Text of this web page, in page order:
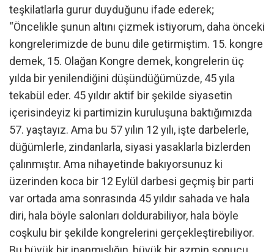
teşkilatlarla gurur duyduğunu ifade ederek;
“Öncelikle şunun altını çizmek istiyorum, daha önceki
kongrelerimizde de bunu dile getirmiştim. 15. kongre
demek, 15. Olağan Kongre demek, kongrelerin üç
yılda bir yenilendiğini düşündüğümüzde, 45 yıla
tekabül eder. 45 yıldır aktif bir şekilde siyasetin
içerisindeyiz ki partimizin kuruluşuna baktığımızda
57. yaştayız. Ama bu 57 yılın 12 yılı, işte darbelerle,
düğümlerle, zindanlarla, siyasi yasaklarla bizlerden
çalınmıştır. Ama nihayetinde bakıyorsunuz ki
üzerinden koca bir 12 Eylül darbesi geçmiş bir parti
var ortada ama sonrasında 45 yıldır sahada ve hala
diri, hala böyle salonları doldurabiliyor, hala böyle
coşkulu bir şekilde kongrelerini gerçekleştirebiliyor.